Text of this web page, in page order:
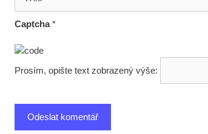
Captcha*
Prosím, opište text zobrazený výše: